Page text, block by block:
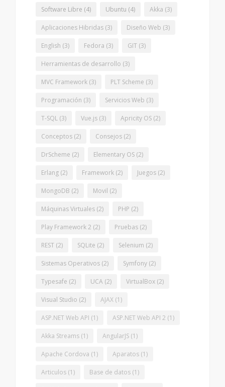
Software Libre (4) Ubuntu (4) Akka (3)
Aplicaciones Hibridas (3) Diseño Web (3)
English (3) Fedora (3) GIT (3)
Herramientas de desarrollo (3)
MVC Framework (3) PLT Scheme (3)
Programación (3) Servicios Web (3)
T-SQL (3) Vue.js (3) Apricity OS (2)
Conceptos (2) Consejos (2)
DrScheme (2) Elementary OS (2)
Erlang (2) Framework (2) Juegos (2)
MongoDB (2) Movil (2)
Máquinas Virtuales (2) PHP (2)
Play Framework 2 (2) Pruebas (2)
REST (2) SQLite (2) Selenium (2)
Sistemas Operativos (2) Symfony (2)
Typesafe (2) UCA (2) VirtualBox (2)
Visual Studio (2) AJAX (1)
ASP.NET Web API (1) ASP.NET Web API 2 (1)
Akka Streams (1) AngularJS (1)
Apache Cordova (1) Aparatos (1)
Articulos (1) Base de datos (1)